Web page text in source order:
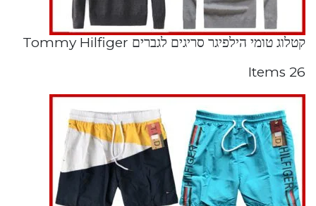
קטלוג טומי הילפיגר סריגים לגברים Tommy Hilfiger
26 Items